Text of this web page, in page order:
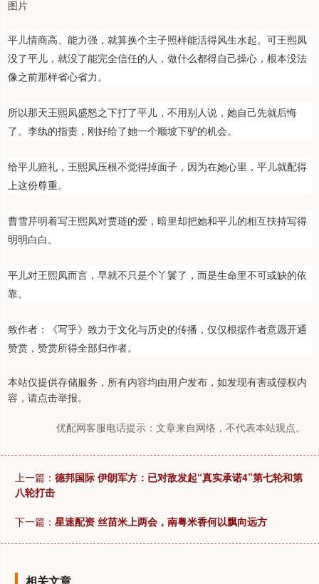
图片
平儿情商高、能力强，就算换个主子照样能活得风生水起。可王熙凤
没了平儿，就没了能完全信任的人，做什么都得自己操心，根本没法
像之前那样省心省力。
所以那天王熙凤盛怒之下打了平儿，不用别人说，她自己先就后悔
了。李纨的指责，刚好给了她一个顺坡下驴的机会。
给平儿赔礼，王熙凤压根不觉得掉面子，因为在她心里，平儿就配得
上这份尊重。
曹雪芹明着写王熙凤对贾琏的爱，暗里却把她和平儿的相互扶持写得
明明白白。
平儿对王熙凤而言，早就不只是个丫鬟了，而是生命里不可或缺的依
靠。
致作者：《写乎》致力于文化与历史的传播，仅仅根据作者意愿开通
赞赏，赞赏所得全部归作者。
本站仅提供存储服务，所有内容均由用户发布，如发现有害或侵权内
容，请点击举报。
优配网客服电话提示：文章来自网络，不代表本站观点。
上一篇： 德邦国际 伊朗军方：已对敌发起“真实承诺4”第七轮和第
八轮打击
下一篇： 星速配资 丝苗米上两会，南粤米香何以飘向远方